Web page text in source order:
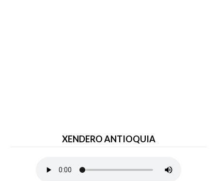
XENDERO ANTIOQUIA